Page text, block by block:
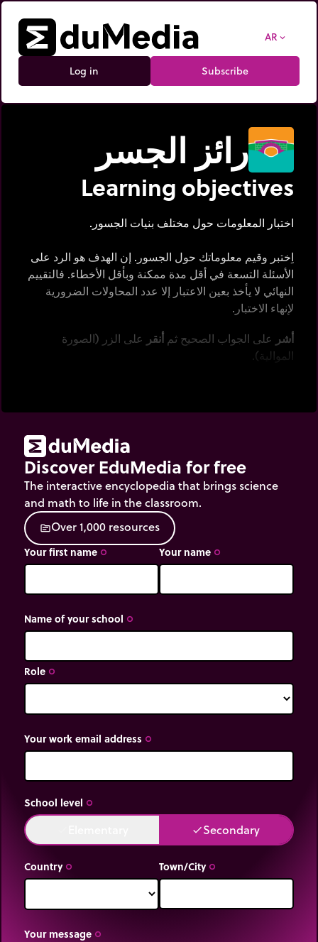
AR expand_more
Log in Subscribe
رائز الجسر
Learning objectives
اختبار المعلومات حول مختلف بنيات الجسور.
اِختبر وقيم معلوماتك حول الجسور. إن الهدف هو الرد على
الأسئلة التسعة في أقل مدة ممكنة وبأقل الأخطاء. فالتقييم
النهائي لا يأخذ بعين الاعتبار إلا عدد المحاولات الضرورية
لإنهاء الاختبار.
أشر على الجواب الصحيح ثم أنقر على الزر (الصورة
الموالية).
Discover EduMedia for free
The interactive encyclopedia that brings science
and math to life in the classroom.
sourceOver1,000 resources
Your first name trip_origin Your name trip_origin
Name of your school trip_origin
Role trip_origin
Your work email address trip_origin
School level trip_origin
doneSecondary
Country trip_origin Town/City trip_origin
Your message trip_origin